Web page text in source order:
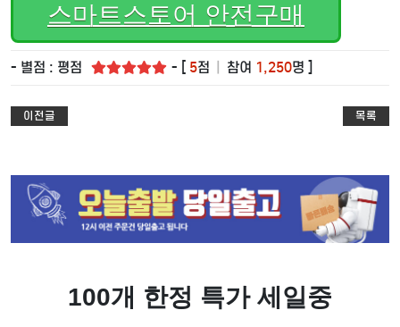
스마트스토어 안전구매
- 별점 : 평점 - [ 5점 참여 1,250명 ]
이전글 목록
100개 한정 특가 세일중